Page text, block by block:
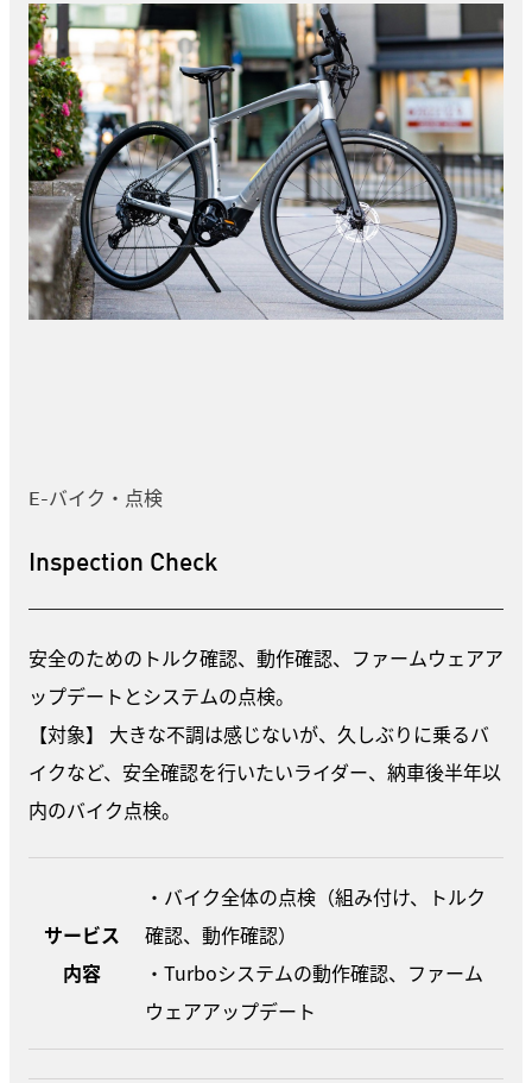
E-バイク・点検
Inspection Check
安全のためのトルク確認、動作確認、ファームウェアア
ップデートとシステムの点検。
【対象】 大きな不調は感じないが、久しぶりに乗るバ
イクなど、安全確認を行いたいライダー、納車後半年以
内のバイク点検。
サービス
内容
・バイク全体の点検（組み付け、トルク
確認、動作確認）
・Turboシステムの動作確認、ファーム
ウェアアップデート